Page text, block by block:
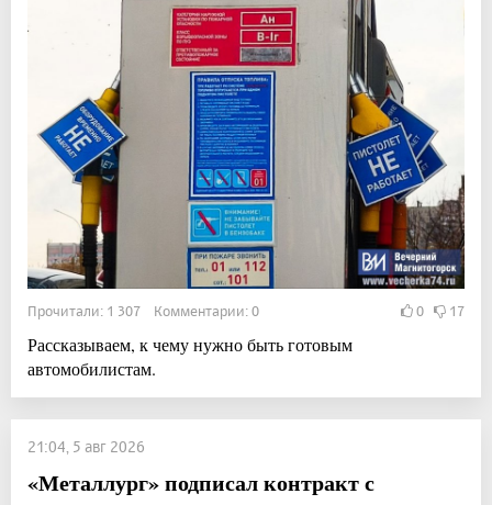
Прочитали: 1 307 Комментарии: 0 0 17
Рассказываем, к чему нужно быть готовым
автомобилистам.
21:04, 5 авг 2026
«Металлург» подписал контракт с